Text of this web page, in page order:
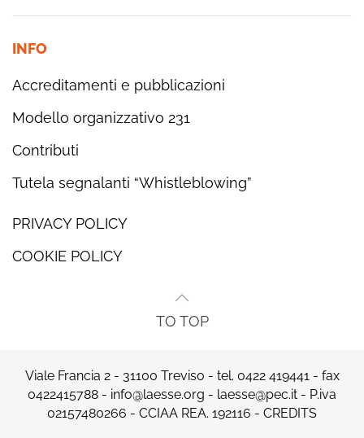
INFO
Accreditamenti e pubblicazioni
Modello organizzativo 231
Contributi
Tutela segnalanti “Whistleblowing”
PRIVACY POLICY
COOKIE POLICY
TO TOP
Viale Francia 2 - 31100 Treviso - tel. 0422 419441 - fax
0422415788 - info@laesse.org - laesse@pec.it - P.iva
02157480266 - CCIAA REA. 192116 - CREDITS